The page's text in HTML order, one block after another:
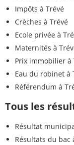
Impôts à Trévé
Crèches à Trévé
Ecole privée à
Maternités à
Prix immobilier à
Eau du robinet à
Référendum à
Tous les
Résultat
Résultats du bac